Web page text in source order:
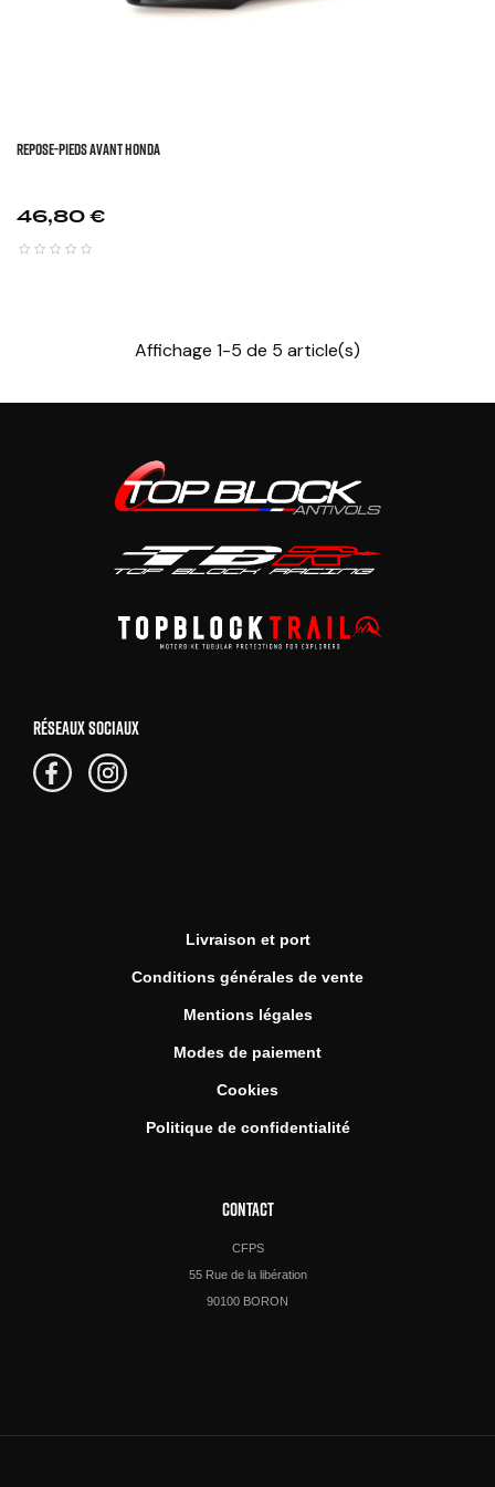
REPOSE-PIEDS AVANT HONDA
Prix
46,80 €
Affichage 1-5 de 5 article(s)
RÉSEAUX SOCIAUX
Livraison et port
Conditions générales de vente
Mentions légales
Modes de paiement
Cookies
Politique de confidentialité
CONTACT
CFPS
55 Rue de la libération
90100 BORON